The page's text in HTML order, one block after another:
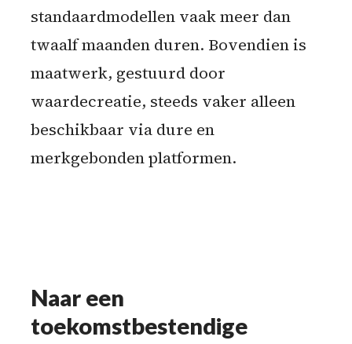
standaardmodellen vaak meer dan
twaalf maanden duren. Bovendien is
maatwerk, gestuurd door
waardecreatie, steeds vaker alleen
beschikbaar via dure en
merkgebonden platformen.
Naar een
toekomstbestendige